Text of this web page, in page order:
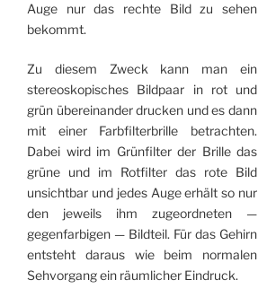
Auge nur das rechte Bild zu sehen
bekommt.
Zu diesem Zweck kann man ein
stereoskopisches Bildpaar in rot und
grün übereinander drucken und es dann
mit einer Farbfilterbrille betrachten.
Dabei wird im Grünfilter der Brille das
grüne und im Rotfilter das rote Bild
unsichtbar und jedes Auge erhält so nur
den jeweils ihm zugeordneten —
gegenfarbigen — Bildteil. Für das Gehirn
entsteht daraus wie beim normalen
Sehvorgang ein räumlicher Eindruck.